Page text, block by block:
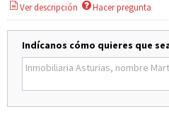
Ver descripción Hacer pregunta
Indícanos cómo quieres que